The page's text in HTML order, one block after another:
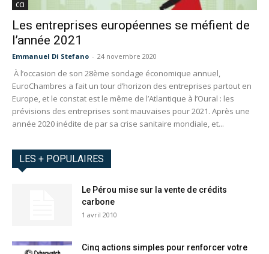
CCI
Les entreprises européennes se méfient de
l’année 2021
Emmanuel Di Stefano - 24 novembre 2020
À l’occasion de son 28ème sondage économique annuel,
EuroChambres a fait un tour d’horizon des entreprises partout en
Europe, et le constat est le même de l’Atlantique à l’Oural : les
prévisions des entreprises sont mauvaises pour 2021. Après une
année 2020 inédite de par sa crise sanitaire mondiale, et...
LES + POPULAIRES
Le Pérou mise sur la vente de crédits
carbone
1 avril 2010
Cinq actions simples pour renforcer votre